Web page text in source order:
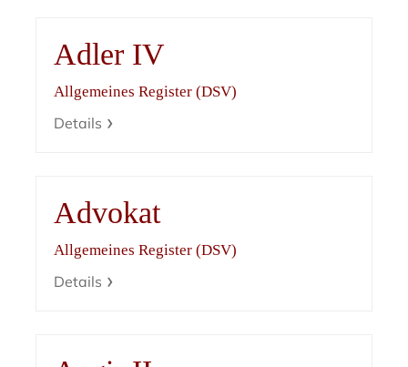
Adler IV
Allgemeines Register (DSV)
Details
Advokat
Allgemeines Register (DSV)
Details